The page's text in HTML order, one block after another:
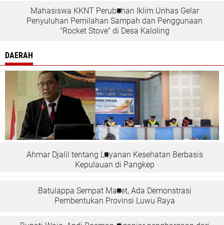
Mahasiswa KKNT Perubahan Iklim Unhas Gelar
Penyuluhan Pemilahan Sampah dan Penggunaan
"Rocket Stove" di Desa Kaloling
DAERAH
Ahmar Djalil tentang Layanan Kesehatan Berbasis
Kepulauan di Pangkep
Batulappa Sempat Macet, Ada Demonstrasi
Pembentukan Provinsi Luwu Raya